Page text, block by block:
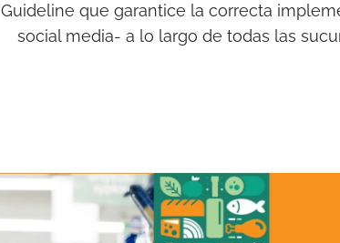
Guideline que garantice la correcta
social media- a lo largo de todas las